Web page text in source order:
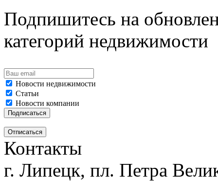
Подпишитесь на
категорий недвижимости
Новости недвижимости
Статьи
Новости компании
Контакты
г. Липецк, пл. Петра